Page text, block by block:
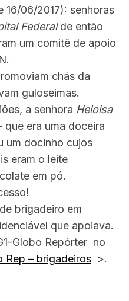
16/06/2017): senhoras
Federalde então
um comitê de apoio
chás da
guloseimas.
a senhora Heloisa
que era uma doceira
um docinho cujos
eram o leite
em pó.
brigadeiro em
que apoiava.
Globo Repórter no
Rep – brigadeiros>.